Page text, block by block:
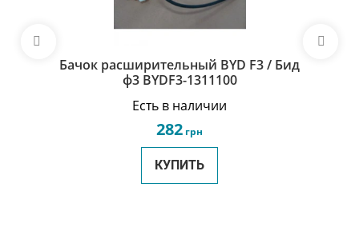
Бачок расширительный BYD F3 / Бид
ф3 BYDF3-1311100
Есть в наличии
282 грн
КУПИТЬ